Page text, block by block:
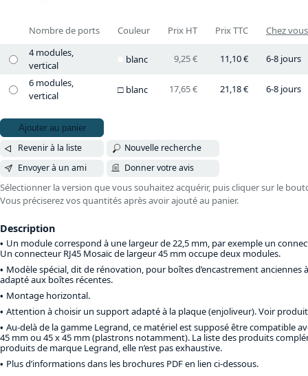
Nombre de ports Couleur Prix HT Prix TTC
Chez
4 modules,
vertical
blanc 9,25 € 11,10 €
6-8 jours
6 modules,
vertical
blanc 17,65 € 21,18 € 6-8 jours
Ajouter au panier
Revenir à la liste
Nouvelle recherche
Envoyer à un ami
Donner votre avis
Sélectionner la version que vous souhaitez acquérir, puis cliquer sur le
Vous préciserez vos quantités après avoir ajouté au panier.
Description
Un module correspond à une largeur de 22,5 mm, par exemple un
Un connecteur RJ45 Mosaïc de largeur 45 mm occupe deux modules.
Modèle spécial, dit de rénovation, pour boîtes d’encastrement anciennes
adapté aux boîtes récentes.
Montage horizontal.
Attention à choisir un support adapté à la plaque (enjoliveur). Voir
Au-delà de la gamme Legrand, ce matériel est supposé être compatible
45 mm ou 45 x 45 mm (plastrons notamment). La liste des produits
produits de marque Legrand, elle n’est pas exhaustive.
Plus d’informations dans les brochures PDF en lien ci-dessous.